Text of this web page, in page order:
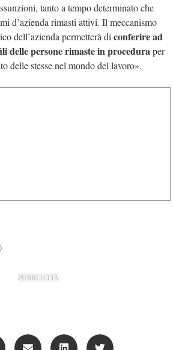
tanto a tempo determinato che
d’azienda rimasti attivi. Il meccanismo
dell’azienda permetterà di conferire ad
delle persone rimaste in proceduraper
delle stesse nel mondo del lavoro».
PUBBLICITÀ